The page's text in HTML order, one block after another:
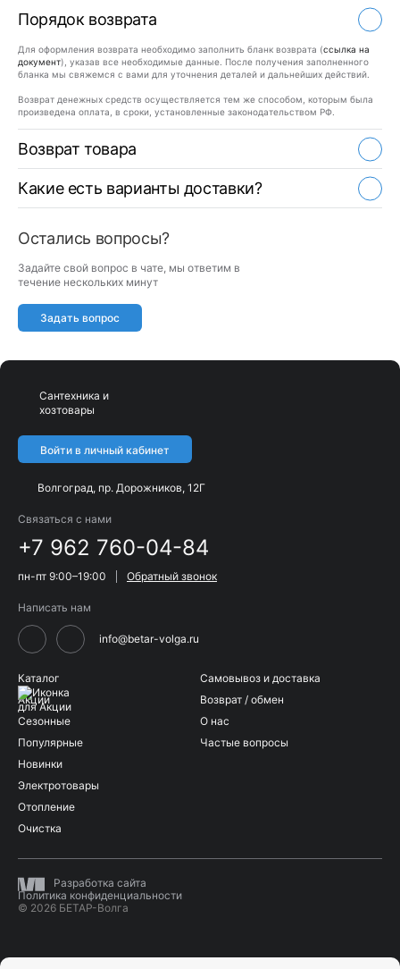
Порядок возврата
Для оформления возврата необходимо заполнить бланк возврата (ссылка на
документ), указав все необходимые данные. После получения заполненного
бланка мы свяжемся с вами для уточнения деталей и дальнейших действий.
Возврат денежных средств осуществляется тем же способом, которым была
произведена оплата, в сроки, установленные законодательством РФ.
Возврат товара
Какие есть варианты доставки?
Остались вопросы?
Задайте свой вопрос в чате, мы ответим в
течение нескольких минут
Задать вопрос
Сантехника и
хозтовары
Войти в личный кабинет
Волгоград, пр. Дорожников, 12Г
Каталог
Акции
Сезонные
Популярные
Новинки
Электротовары
Отопление
Очистка
Самовывоз и доставка
Возврат / обмен
О нас
Частые вопросы
Связаться с нами
+7 962 760-04-84
пн-пт 9:00–19:00 Обратный звонок
Написать нам
info@betar-volga.ru
© 2026 БЕТАР-Волга
Политика конфиденциальности
Разработка сайта